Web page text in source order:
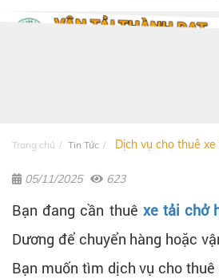
Trang chủ Tin Tức Dịch vụ cho thuê
05/11/2025 623
Bạn đang cần thuê xe tải chở
Dương để chuyển hàng hoặc
Bạn muốn tìm dịch vụ cho